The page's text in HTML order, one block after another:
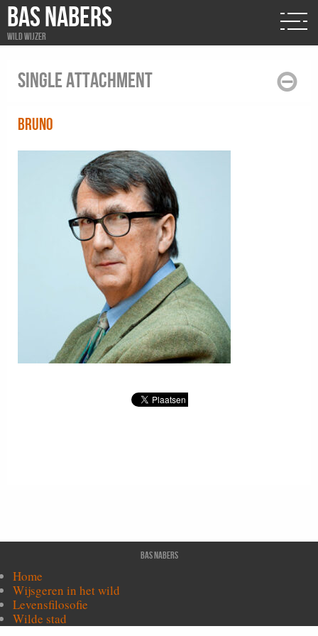
BAS NABERS
Wild wijzer
Single attachment
bruno
Bas Nabers
Home
Wijsgeren in het wild
Levensfilosofie
Wilde stad